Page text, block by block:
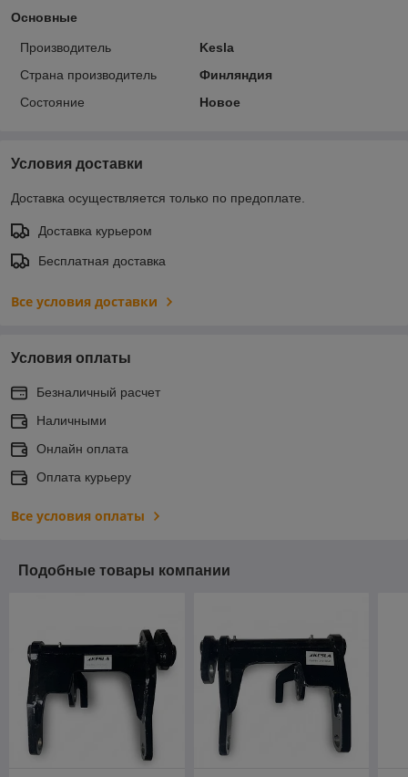
Основные
Производитель
Kesla
Страна производитель
Финляндия
Состояние
Новое
Условия доставки
Доставка осуществляется только по предоплате.
Доставка курьером
Бесплатная доставка
Все условия доставки
Условия оплаты
Безналичный расчет
Наличными
Онлайн оплата
Оплата курьеру
Все условия оплаты
Подобные товары компании